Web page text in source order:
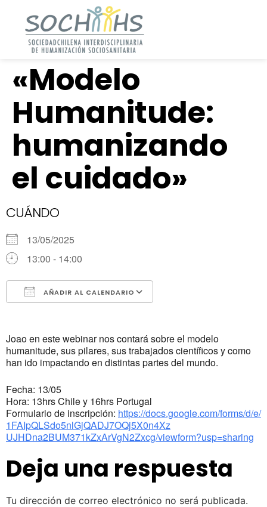
«Modelo
Humanitude:
humanizando
el cuidado»
CUÁNDO
13/05/2025
13:00 - 14:00
AÑADIR AL CALENDARIO
Joao en este webinar nos contará sobre el modelo
humanitude, sus pilares, sus trabajados científicos y como
han ido impactando en distintas partes del mundo.
Fecha: 13/05
Hora: 13hrs Chile y 16hrs Portugal
Formulario de inscripción: https://docs.google.com/forms/d/e/
1FAIpQLSdo5nlGjQADJ7OQj5X0n4Xz
UJHDna2BUM371kZxArVgN2Zxcg/viewform?usp=sharing
Deja una respuesta
Tu dirección de correo electrónico no será publicada.